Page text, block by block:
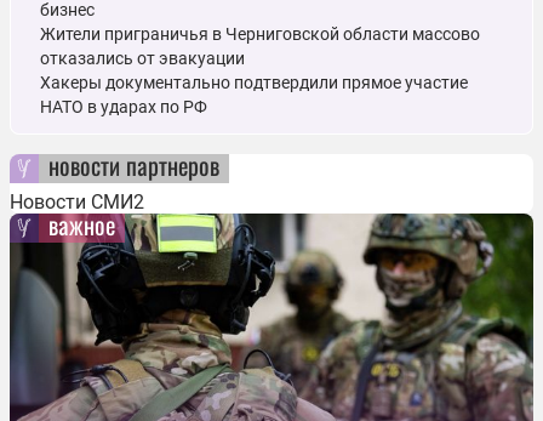
бизнес
Жители приграничья в Черниговской области массово
отказались от эвакуации
Хакеры документально подтвердили прямое участие
НАТО в ударах по РФ
новости партнеров
Новости СМИ2
важное